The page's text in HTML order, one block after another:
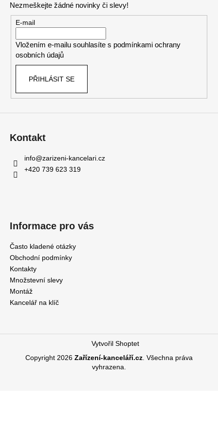
Nezmeškejte žádné novinky či slevy!
E-mail
Vložením e-mailu souhlasíte s podmínkami ochrany
osobních údajů
PŘIHLÁSIT SE
Kontakt
info@zarizeni-kancelari.cz
+420 739 623 319
Informace pro vás
Často kladené otázky
Obchodní podmínky
Kontakty
Množstevní slevy
Montáž
Kancelář na klíč
Vytvořil Shoptet
Copyright 2026 Zařízení-kanceláří.cz. Všechna práva
vyhrazena.